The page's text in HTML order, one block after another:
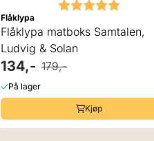
Karakter:
Flåklypa
Flåklypa matboks Samtalen,
Ludvig & Solan
134,- 179,-
På lager
Kjøp